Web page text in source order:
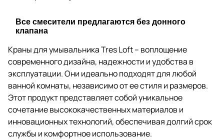
Все смесители предлагаются без донного
клапана
Краны для умывальника Tres Loft – воплощение
современного дизайна, надежности и удобства в
эксплуатации. Они идеально подходят для любой
ванной комнаты, независимо от ее стиля и размеров.
Этот продукт представляет собой уникальное
сочетание высококачественных материалов и
инновационных технологий, обеспечивая долгий срок
службы и комфортное использование.